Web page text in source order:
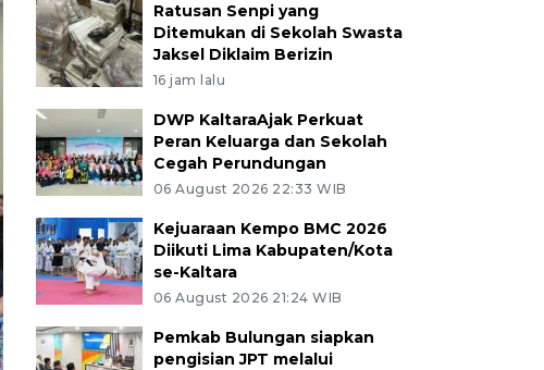
Ratusan Senpi yang
Ditemukan di Sekolah Swasta
Jaksel Diklaim Berizin
16 jam lalu
DWP KaltaraAjak Perkuat
Peran Keluarga dan Sekolah
Cegah Perundungan
06 August 2026 22:33 WIB
Kejuaraan Kempo BMC 2026
Diikuti Lima Kabupaten/Kota
se-Kaltara
06 August 2026 21:24 WIB
Pemkab Bulungan siapkan
pengisian JPT melalui